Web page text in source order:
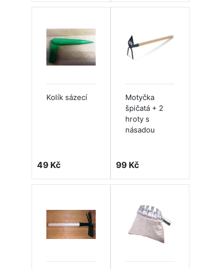
Kolík sázecí
49 Kč
Motyčka
špičatá + 2
hroty s
násadou
99 Kč